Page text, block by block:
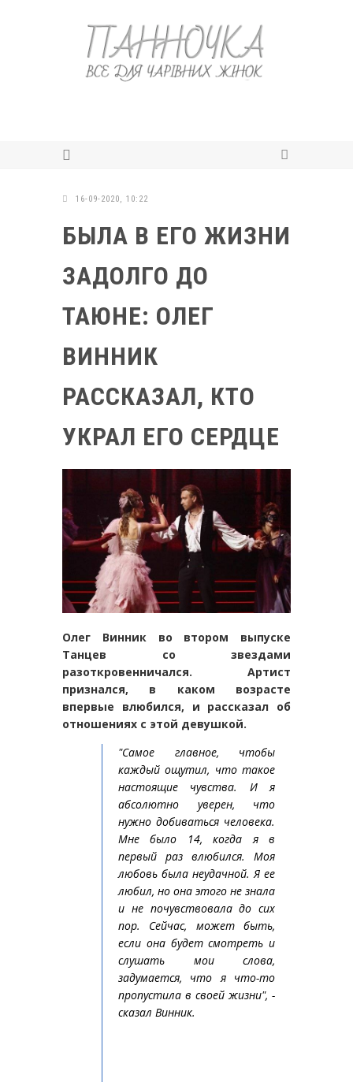
16-09-2020, 10:22
БЫЛА В ЕГО ЖИЗНИ
ЗАДОЛГО ДО
ТАЮНЕ: ОЛЕГ
ВИННИК
РАССКАЗАЛ, КТО
УКРАЛ ЕГО СЕРДЦЕ
Олег Винник во втором выпуске
Танцев со звездами
разоткровенничался. Артист
признался, в каком возрасте
впервые влюбился, и рассказал об
отношениях с этой девушкой.
"Самое главное, чтобы
каждый ощутил, что такое
настоящие чувства. И я
абсолютно уверен, что
нужно добиваться человека.
Мне было 14, когда я в
первый раз влюбился. Моя
любовь была неудачной. Я ее
любил, но она этого не знала
и не почувствовала до сих
пор. Сейчас, может быть,
если она будет смотреть и
слушать мои слова,
задумается, что я что-то
пропустила в своей жизни", -
сказал Винник.